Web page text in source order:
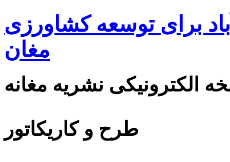
برای توسعه کشاورزی
مغان
الکترونیکی نشریه مغانه
طرح و کاریکاتور